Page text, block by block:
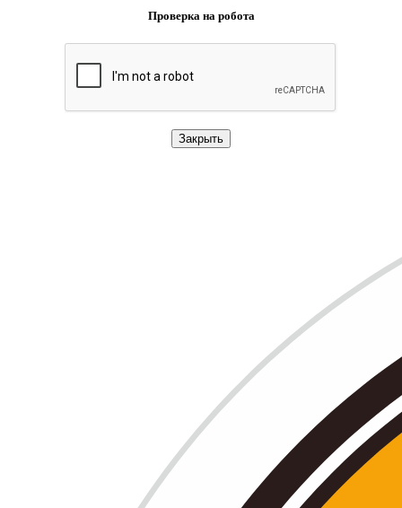
Проверка на робота
Закрыть